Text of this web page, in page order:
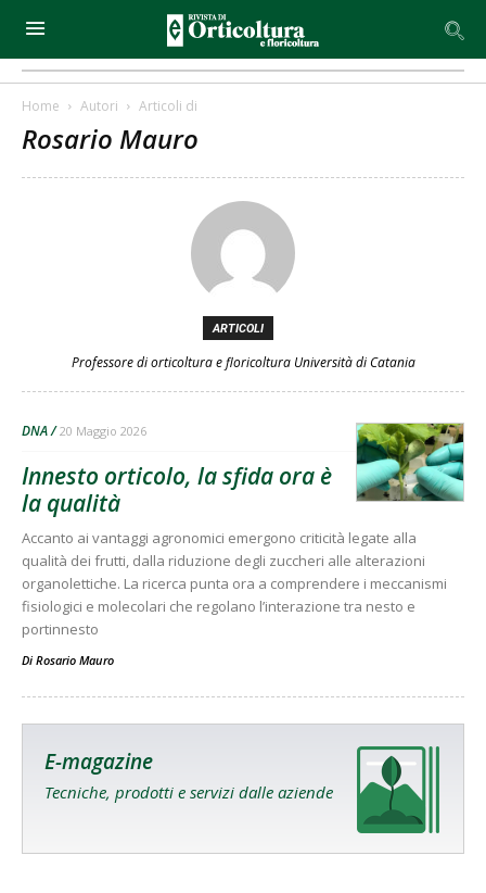
Home Autori Articoli di
Rosario Mauro
ARTICOLI
Professore di orticoltura e floricoltura Università di Catania
DNA 20 Maggio 2026
Innesto orticolo, la sfida ora è
la qualità
Accanto ai vantaggi agronomici emergono criticità legate alla
qualità dei frutti, dalla riduzione degli zuccheri alle alterazioni
organolettiche. La ricerca punta ora a comprendere i meccanismi
fisiologici e molecolari che regolano l’interazione tra nesto e
portinnesto
Di Rosario Mauro
E-magazine
Tecniche, prodotti e servizi dalle aziende